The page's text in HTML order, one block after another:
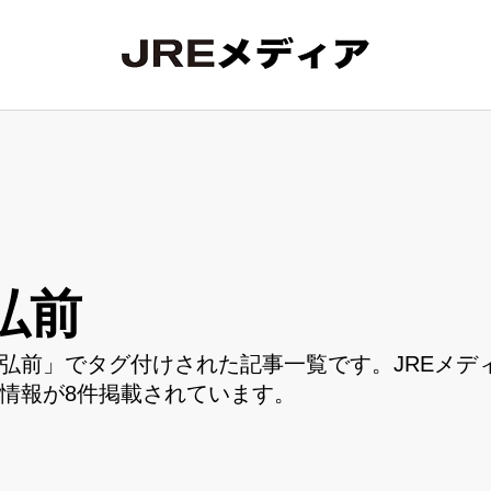
前
前」でタグ付けされた記事一覧です。JREメ
報が8件掲載されています。